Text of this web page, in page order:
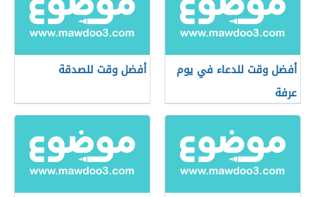
أفضل وقت للدعاء في يوم
عرفة
أفضل وقت للصدقة